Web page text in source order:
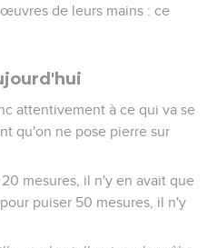
de leurs mains : ce
attentivement à ce qui va se
qu'on ne pose pierre sur
mesures, il n'y en avait que
puiser 50 mesures, il n'y